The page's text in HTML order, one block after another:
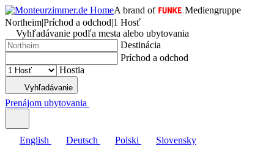
A brand of
Mediengruppe
Northeim|Príchod a odchod|1 Hosť
Vyhľadávanie podľa mesta alebo ubytovania
Destinácia
Príchod a odchod
Hostia
Vyhľadávanie
Prenájom ubytovania
English Deutsch Polski Slovensky